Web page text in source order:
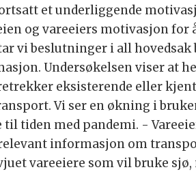
et underliggende
og vareeiers motivasjon for
vi beslutninger i all hovedsak
Undersøkelsen viser at
eksisterende eller
Vi ser en økning i
til tiden med pandemi. -
informasjon om
vareeiere som vil bruke